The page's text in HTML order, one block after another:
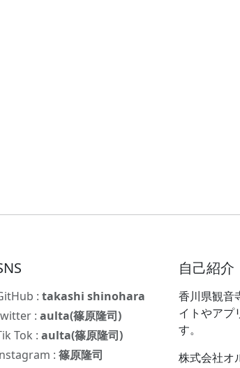
:takashi shinohara
:aulta(篠原隆司)
Tok :aulta(篠原隆司)
:篠原隆司
自己紹介
香川県観音
イトやアプ
す。
株式会社オ